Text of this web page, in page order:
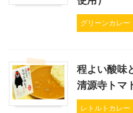
グリーンカレー
程よい酸味
清源寺トマ
レトルトカレー